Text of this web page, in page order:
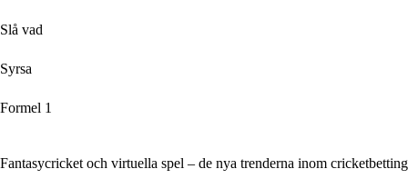
Slå vad
Syrsa
Formel 1
Fantasycricket och virtuella spel – de nya trenderna inom cricketbetting